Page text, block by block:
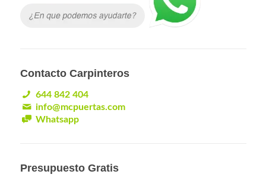
Contacto Carpinteros
644 842 404
info@mcpuertas.com
Whatsapp
Presupuesto Gratis